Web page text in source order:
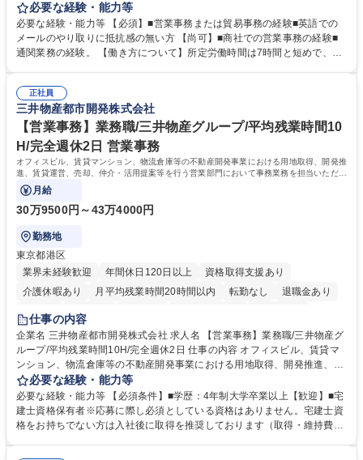
します。営業社員のサポートポジションとして、受発注から海外工場との
調整まで幅広く対応し、当社事業の根幹を支えていただきます。 ■受発注
業務、請求書発行 ■海外工場とのスケジュール調整 ■在庫管理 ■輸入書類
の確認・作成 ■配送手配 ■通関業者を通して行う輸出入業全般 ■倉庫との
ルプロデュースしているため、商品に関わる全ての業務をサポート頂きま
す。 募集職種 東京都中央区【営業事務・貿易事務】食品商社/残業少なめ/
リモート等相談可
必要な経験・能力等
必要な経験・能力等 【必須】■営業事務または貿易事務の経験■英語での
メールのやり取りに抵抗感の無い方 【尚可】■商社での営業事務の経験■
通関業務の経験。 【働き方について】所定労働時間は7時間と短めで、残
の強み】1991年の設立以来、外食産業を中心としたお客様の多様なニー
ズに沿った冷凍水産物等の生産・輸入・販売を一貫して手掛けています。
自社工場と海外拠点の強固な連携によるワンストップサービスが最大の強
みです。 学歴・資格 学歴：大学院 大学 語学力：英語 資格：
正社員
三井物産都市開発株式会社
【営業事務】業務職/三井物産グループ/平均残業時間10
H/完全週休2日 営業事務
オフィスビル、賃貸マンション、物流倉庫等の不動産開発事業における用地取得、開発推
進、賃貸運営、売却、仲介・活用提案等を行う営業部門において事務業務を担当いただき
ます。
月給
30万9500円～43万4000円
勤務地
東京都港区
業界未経験歓迎
年間休日120日以上
資格取得支援あり
介護休暇あり
月平均残業時間20時間以内 転勤なし
退職金あり
在宅OK
賞与あり
駅近5分以内
土日祝休み 寮・社宅あり
仕事の内容
企業名 三井物産都市開発株式会社 求人名 【営業事務】業務職/三井物産グ
ループ/平均残業時間10H/完全週休2日 仕事の内容 オフィスビル、賃貸マ
ンション、物流倉庫等の不動産開発事業における用地取得、開発推進、賃
貸運営、売却、仲介・活用提案等を行う営業部門において事務業務を担当
いただきます。 【詳細】・契約書管理、契約書製本、捺印対応、ファイリ
ング、登記簿取得、調書取得・支払業務（各種費用支払、支払管理、請
求・支払データ登録、取引先マスター申請対応）・予算作成及び予実管
必要な経験・能力等
必要な経験・能力等 【必須条件】■学歴：4年制大学卒業以上【歓迎】■宅
建士資格保有者※応募に際し必須としている資格はありません。宅建士資
格をお持ちでない方は入社後に取得を推奨しております（取得・維持費用